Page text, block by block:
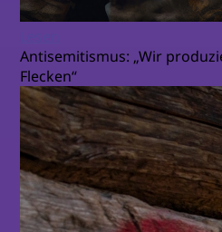
Antisemitismus: „Wir
Flecken“